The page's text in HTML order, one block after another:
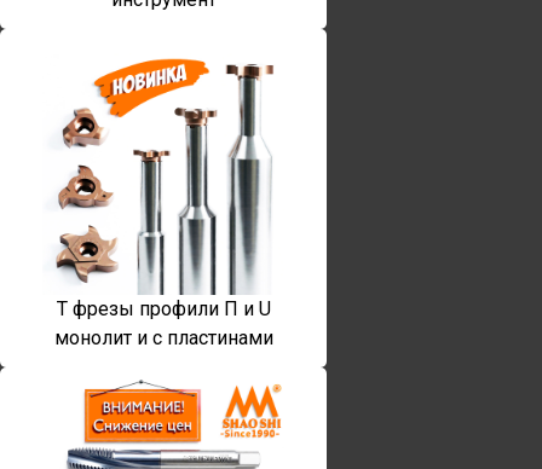
T фрезы профили П и U
монолит и с пластинами